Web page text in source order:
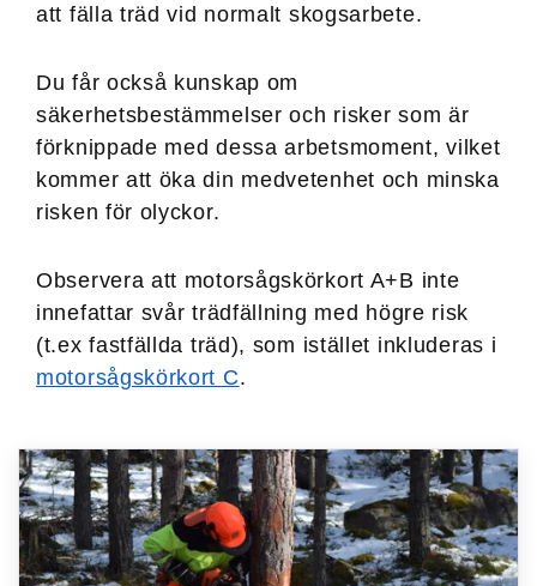
att fälla träd vid normalt skogsarbete.
Du får också kunskap om
säkerhetsbestämmelser och risker som är
förknippade med dessa arbetsmoment, vilket
kommer att öka din medvetenhet och minska
risken för olyckor.
Observera att motorsågskörkort A+B inte
innefattar svår träd­fällning med högre risk
(t.ex fastfällda träd), som istället inkluderas i
motorsågs­körkort C.